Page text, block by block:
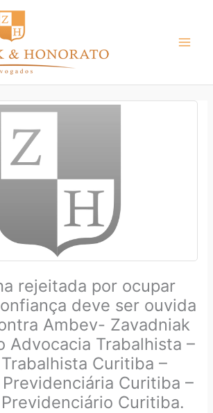
rejeitada por ocupar
deve ser ouvida
Ambev- Zavadniak
Advocacia Trabalhista –
Curitiba –
Curitiba –
Curitiba.